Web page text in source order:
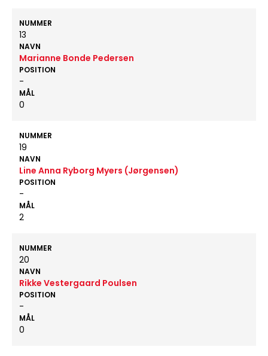
NUMMER
13
NAVN
Marianne Bonde Pedersen
POSITION
-
MÅL
0
NUMMER
19
NAVN
Line Anna Ryborg Myers (Jørgensen)
POSITION
-
MÅL
2
NUMMER
20
NAVN
Rikke Vestergaard Poulsen
POSITION
-
MÅL
0